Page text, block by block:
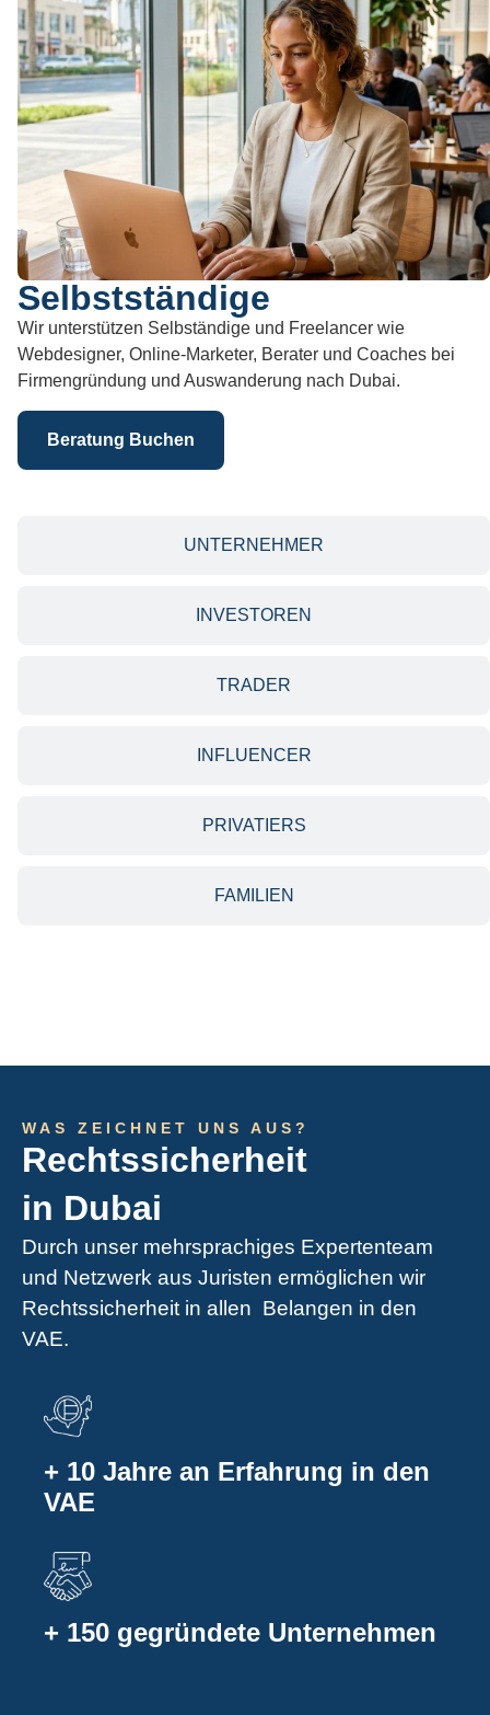
UNTERNEHMER
INVESTOREN
TRADER
INFLUENCER
PRIVATIERS
FAMILIEN
Selbstständige
Wir unterstützen Selbständige und Freelancer wie
Webdesigner, Online-Marketer, Berater und Coaches bei
Firmengründung und Auswanderung nach Dubai.
Beratung Buchen
WAS ZEICHNET UNS AUS?
Rechtssicherheit
in Dubai
Durch unser mehrsprachiges Expertenteam
und Netzwerk aus Juristen ermöglichen wir
Rechtssicherheit in allen Belangen in den
VAE.
+ 10 Jahre an Erfahrung in den
VAE
+ 150 gegründete Unternehmen